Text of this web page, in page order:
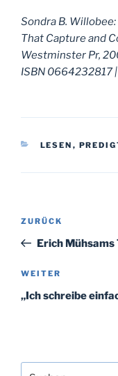
Sondra B.
That Capture and
Westminster Pr,
ISBN 0664232817 |
KATEGORIEN
LESEN ,
Vorheriger
Beitrag
ZURÜCK
Erich Mühsams
Nächster
Beitrag
WEITER
„Ich schreibe